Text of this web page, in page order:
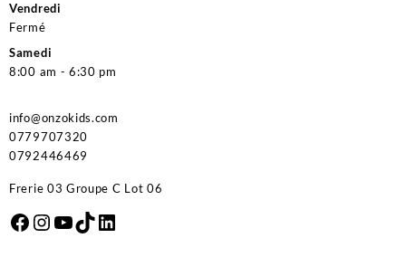
Vendredi
Fermé
Samedi
8:00 am - 6:30 pm
info@onzokids.com
0779707320
0792446469
Frerie 03 Groupe C Lot 06
Facebook
Instagram
YouTube
TikTok
LinkedIn